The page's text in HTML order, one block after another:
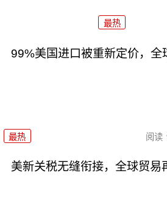
最热
99%美国进口被重新定价，全
最热 阅读
美新关税无缝衔接，全球贸易